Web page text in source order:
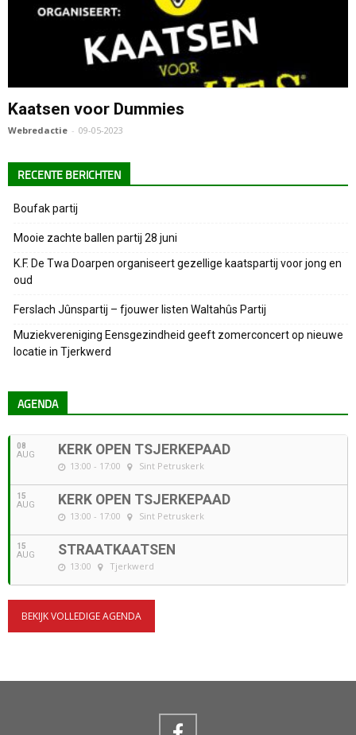
Kaatsen voor Dummies
Webredactie - 09-05-2023
RECENTE BERICHTEN
Boufak partij
Mooie zachte ballen partij 28 juni
K.F. De Twa Doarpen organiseert gezellige kaatspartij voor jong en
oud
Ferslach Jûnspartij – fjouwer listen Waltahûs Partij
Muziekvereniging Eensgezindheid geeft zomerconcert op nieuwe
locatie in Tjerkwerd
AGENDA
08
AUG KERK OPEN TSJERKEPAAD
13:00 - 17:00 Sint Petruskerk
15
AUG KERK OPEN TSJERKEPAAD
13:00 - 17:00 Sint Petruskerk
15
AUG STRAATKAATSEN
13:00 Tjerkwerd
BEKIJK VOLLEDIGE AGENDA